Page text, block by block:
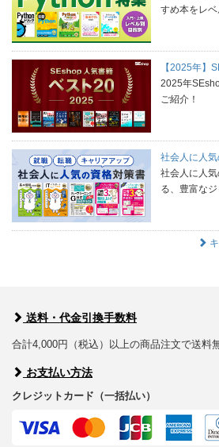
すめ本をレ
【2025年】
2025年
ご紹介！
社会人に人
社会人に人
る、豊富な
送料・代金引換手数料
合計4,000円（税込）以上の商品注文で送料
お支払い方法
クレジットカード（一括払い）